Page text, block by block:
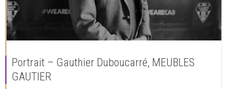
Portrait – Gauthier Duboucarré, MEUBLES
GAUTIER